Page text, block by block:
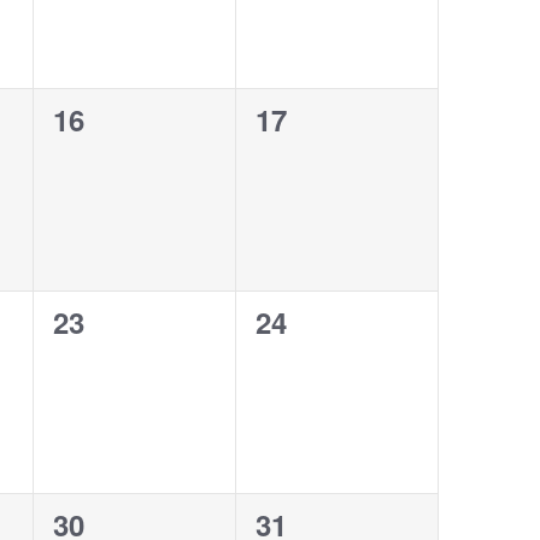
0
16
0
17
0
23
0
24
0
30
0
31